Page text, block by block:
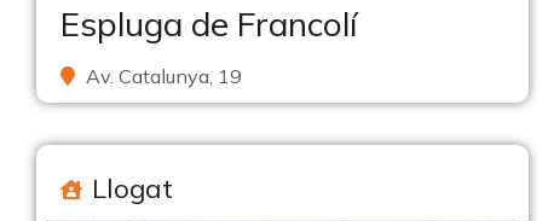
Espluga de Francolí
Av. Catalunya, 19
Llogat